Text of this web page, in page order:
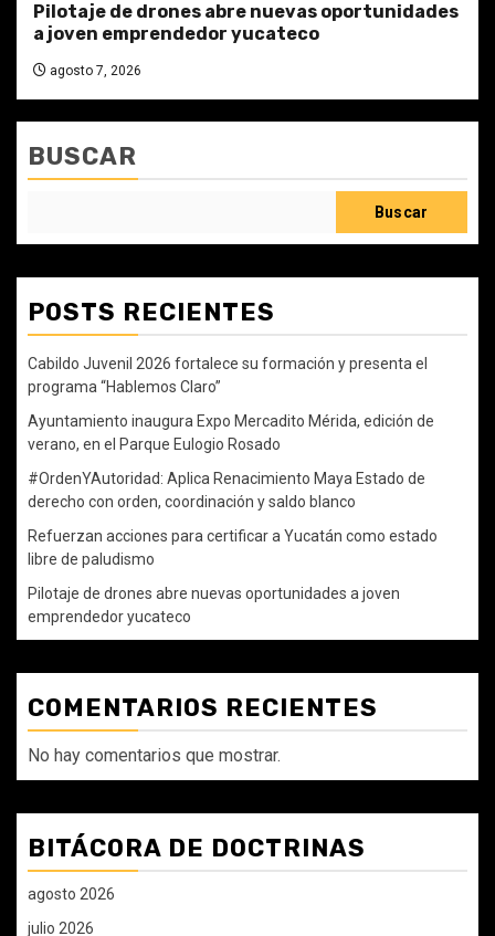
Pilotaje de drones abre nuevas oportunidades
a joven emprendedor yucateco
agosto 7, 2026
BUSCAR
Buscar
POSTS RECIENTES
Cabildo Juvenil 2026 fortalece su formación y presenta el
programa “Hablemos Claro”
Ayuntamiento inaugura Expo Mercadito Mérida, edición de
verano, en el Parque Eulogio Rosado
#OrdenYAutoridad: Aplica Renacimiento Maya Estado de
derecho con orden, coordinación y saldo blanco
Refuerzan acciones para certificar a Yucatán como estado
libre de paludismo
Pilotaje de drones abre nuevas oportunidades a joven
emprendedor yucateco
COMENTARIOS RECIENTES
No hay comentarios que mostrar.
BITÁCORA DE DOCTRINAS
agosto 2026
julio 2026